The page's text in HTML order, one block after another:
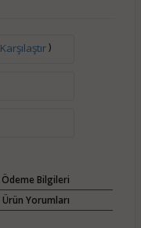
Karşılaştır)
Ödeme Bilgileri
Ürün Yorumları